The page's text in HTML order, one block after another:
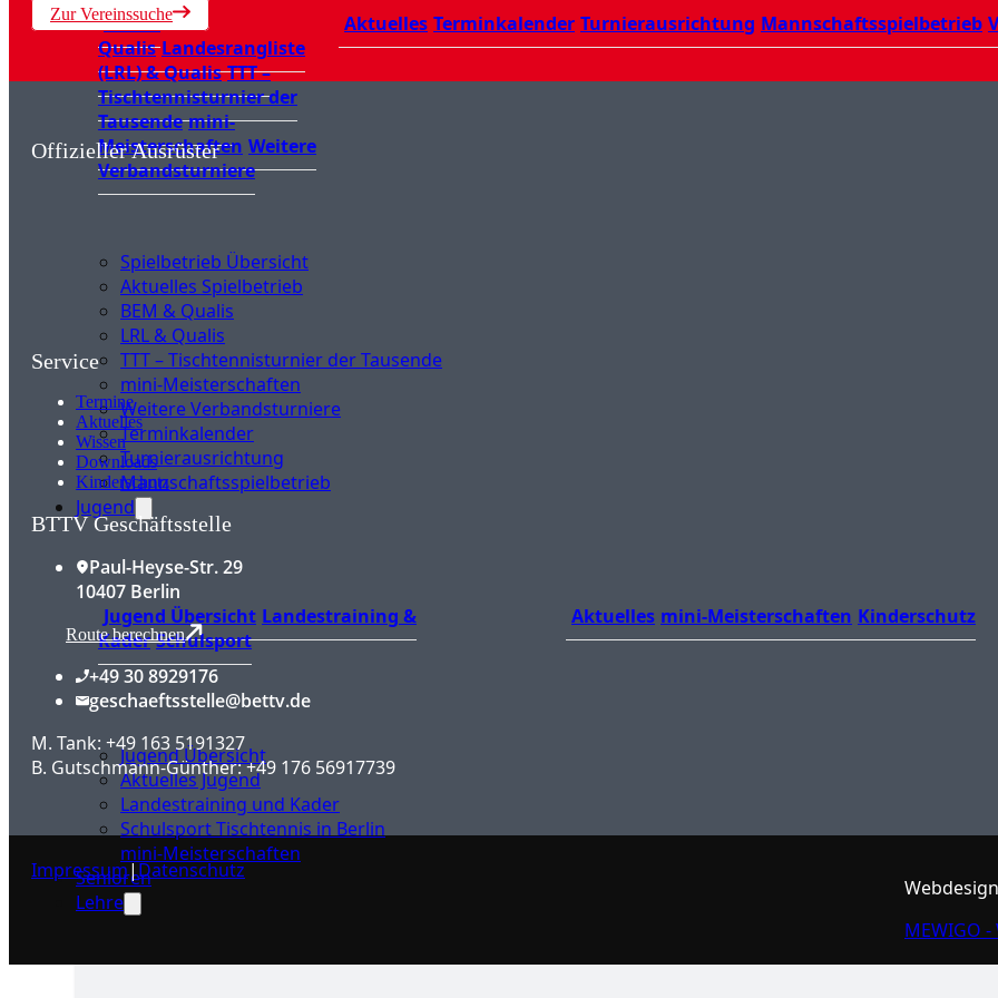
BEM &
Qualis Landesrangliste
(LRL) & Qualis TTT –
Tischtennisturnier der
Tausende mini-
Meisterschaften Weitere
Verbandsturniere
Aktuelles Terminkalender Turnierausrichtung Mannschaftsspielbetrieb
Spielbetrieb Übersicht
Aktuelles Spielbetrieb
BEM & Qualis
LRL & Qualis
TTT – Tischtennisturnier der Tausende
mini-Meisterschaften
Weitere Verbandsturniere
Terminkalender
Turnierausrichtung
Mannschaftsspielbetrieb
Jugend
Jugend Übersicht Landestraining &
Kader Schulsport
Aktuelles mini-Meisterschaften Kinderschutz
Jugend Übersicht
Aktuelles Jugend
Landestraining und Kader
Schulsport Tischtennis in Berlin
mini-Meisterschaften
Senioren
Lehre
Zur Vereinssuche
Offizieller Ausrüster
Service
Termine
Aktuelles
Wissen
Downloads
Kinderschutz
BTTV Geschäftsstelle
Paul-Heyse-Str. 29
10407 Berlin
Route berechnen
+49 30 8929176
geschaeftsstelle@bettv.de
M. Tank: +49 163 5191327
B. Gutschmann-Günther: +49 176 56917739
Impressum|Datenschutz
MEWIGO